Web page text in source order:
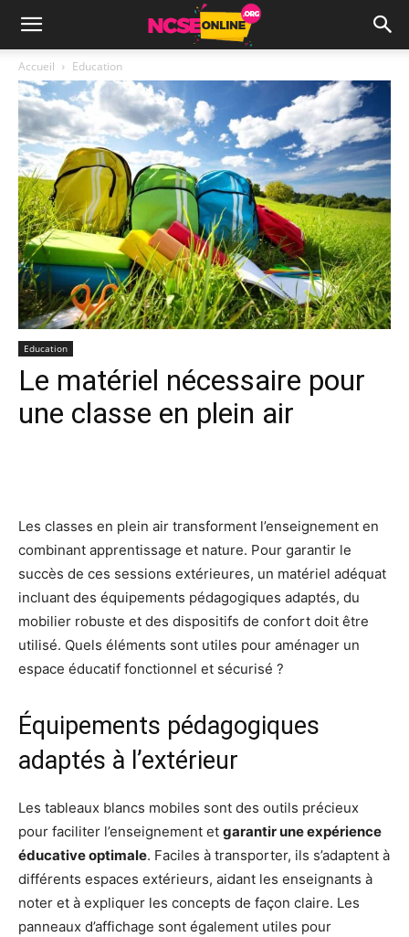
Accueil Education
Education
Le matériel nécessaire pour
une classe en plein air
Les classes en plein air transforment l’enseignement en
combinant apprentissage et nature. Pour garantir le
succès de ces sessions extérieures, un matériel adéquat
incluant des équipements pédagogiques adaptés, du
mobilier robuste et des dispositifs de confort doit être
utilisé. Quels éléments sont utiles pour aménager un
espace éducatif fonctionnel et sécurisé ?
Équipements pédagogiques
adaptés à l’extérieur
Les tableaux blancs mobiles sont des outils précieux
pour faciliter l’enseignement et garantir une expérience
éducative optimale. Faciles à transporter, ils s’adaptent à
différents espaces extérieurs, aidant les enseignants à
noter et à expliquer les concepts de façon claire. Les
panneaux d’affichage sont également utiles pour